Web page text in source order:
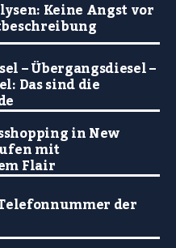
Keine Angst vor
– Übergangsdiesel –
Das sind die
in New
mit
Flair
der